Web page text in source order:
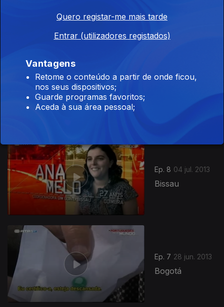
Ep. 9 05 jul. 2013
Ep. 8 04 jul. 2013
Bissau
Ep. 7 28 jun. 2013
Bogotá
Quero registar-me mais tarde
Entrar (utilizadores registados)
Vantagens
Retome o conteúdo a partir de onde ficou,
nos seus dispositivos;
Guarde programas favoritos;
Aceda à sua área pessoal;